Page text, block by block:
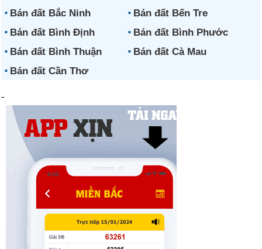
Bán đất Bắc Ninh
Bán đất Bến Tre
Bán đất Bình Định
Bán đất Bình Phước
Bán đất Bình Thuận
Bán đất Cà Mau
Bán đất Cần Thơ